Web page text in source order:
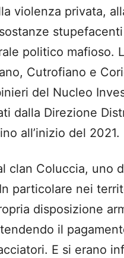
violenza privata,
politico mafioso.
Cutrofiano e
del Nucleo
dalla Direzione
all’inizio del 2021.
clan Coluccia, uno
particolare nei
disposizione
il
E si erano